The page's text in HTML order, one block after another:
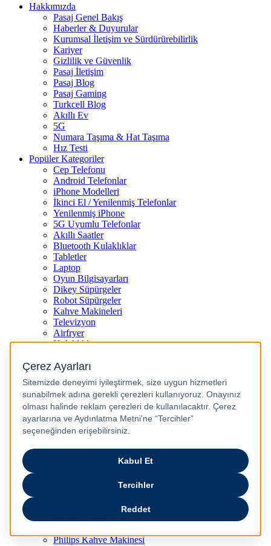
Hakkımızda
Pasaj Genel Bakış
Haberler & Duyurular
Kurumsal İletişim ve Sürdürürebilirlik
Kariyer
Gizlilik ve Güvenlik
Pasaj İletişim
Pasaj Blog
Pasaj Gaming
Turkcell Blog
Akıllı Ev
5G
Numara Taşıma & Hat Taşıma
Hız Testi
Popüler Kategoriler
Cep Telefonu
Android Telefonlar
iPhone Modelleri
İkinci El / Yenilenmiş Telefonlar
Yenilenmiş iPhone
5G Uyumlu Telefonlar
Akıllı Saatler
Bluetooth Kulaklıklar
Tabletler
Laptop
Oyun Bilgisayarları
Dikey Süpürgeler
Robot Süpürgeler
Kahve Makineleri
Televizyon
Airfryer
Kulaklıklar
Kulakiçi Kulaklık
Saç Düzleştirici
Airpods
Yardım
Yardım Merkezi
İşlem Rehberi
Pasaj Sipariş Sorgulama
Televizyon (TV) Karşılaştırma
Popüler Marka Kategoriler
Philips Kahve Makinesi